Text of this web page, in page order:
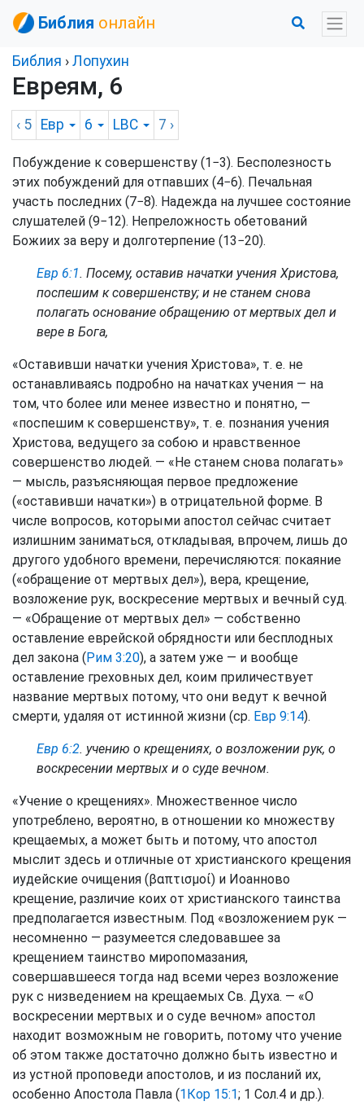
Библия онлайн
Библия › Лопухин
Евреям, 6
‹ 5 Евр 6 LBC 7 ›
Побуждение к совершенству (1−3). Бесполезность
этих побуждений для отпавших (4−6). Печальная
участь последних (7−8). Надежда на лучшее состояние
слушателей (9−12). Непреложность обетований
Божиих за веру и долготерпение (13−20).
Евр 6:1. Посему, оставив начатки учения Христова,
поспешим к совершенству; и не станем снова
полагать основание обращению от мертвых дел и
вере в Бога,
«Оставивши начатки учения Христова», т. е. не
останавливаясь подробно на начатках учения — на
том, что более или менее известно и понятно, —
«поспешим к совершенству», т. е. познания учения
Христова, ведущего за собою и нравственное
совершенство людей. — «Не станем снова полагать»
— мысль, разъясняющая первое предложение
(«оставивши начатки») в отрицательной форме. В
числе вопросов, которыми апостол сейчас считает
излишним заниматься, откладывая, впрочем, лишь до
другого удобного времени, перечисляются: покаяние
(«обращение от мертвых дел»), вера, крещение,
возложение рук, воскресение мертвых и вечный суд.
— «Обращение от мертвых дел» — собственно
оставление еврейской обрядности или бесплодных
дел закона (Рим 3:20), а затем уже — и вообще
оставление греховных дел, коим приличествует
название мертвых потому, что они ведут к вечной
смерти, удаляя от истинной жизни (ср. Евр 9:14).
Евр 6:2. учению о крещениях, о возложении рук, о
воскресении мертвых и о суде вечном.
«Учение о крещениях». Множественное число
употреблено, вероятно, в отношении ко множеству
крещаемых, а может быть и потому, что апостол
мыслит здесь и отличные от христианского крещения
иудейские очищения (βαπτισμοί) и Иоанново
крещение, различие коих от христианского таинства
предполагается известным. Под «возложением рук —
несомненно — разумеется следовавшее за
крещением таинство миропомазания,
совершавшееся тогда над всеми через возложение
рук с низведением на крещаемых Св. Духа. — «О
воскресении мертвых и о суде вечном» апостол
находит возможным не говорить, потому что учение
об этом также достаточно должно быть известно и
из устной проповеди апостолов, и из посланий их,
особенно Апостола Павла (1Кор 15:1; 1 Сол.4 и др.).